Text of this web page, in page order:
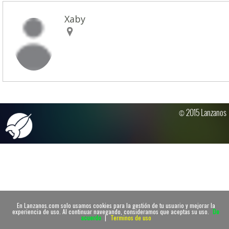
En Lanzanos.com solo usamos cookies para la gestión de tu usuario y mejorar la
experiencia de uso. Al continuar navegando, consideramos que aceptas su uso. De
acuerdo | Terminos de uso
Xaby
© 2015 Lanzanos